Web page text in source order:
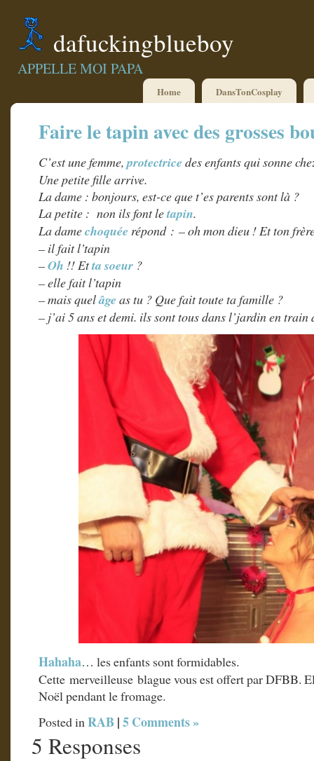
dafuckingblueboy
APPELLE MOI PAPA
Home DansTonCosplay
Faire le tapin avec des grosses
C’est une femme,protectrice des enfants qui sonne
Une petite fille arrive.
La dame : bonjours, est-ce que t’es parents sont là ?
La petite : non ils font letapin.
La damechoquée répond : – oh mon dieu ! Et ton
– il fait l’tapin
–Oh !! Etta soeur ?
– elle fait l’tapin
– mais quelâge as tu ? Que fait toute ta famille ?
– j’ai 5 ans et demi. ils sont tous dans l’jardin en
Hahaha… les enfants sont formidables.
Cette merveilleuse blague vous est offert par DFBB.
Noël pendant le fromage.
Posted in RAB |5 Comments »
5 Responses